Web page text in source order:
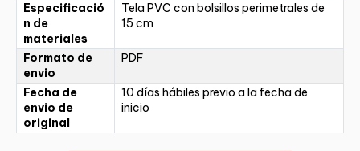
Especificació
n de
materiales
Tela PVC con bolsillos perimetrales de
15 cm
Formato de
envio
PDF
Fecha de
envio de
original
10 días hábiles previo a la fecha de
inicio